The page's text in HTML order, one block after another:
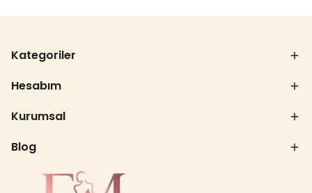
Kategoriler
Hesabım
Kurumsal
Blog